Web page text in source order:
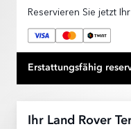
Reservieren Sie jetzt
Erstattungsfähig
Ihr Land Rover